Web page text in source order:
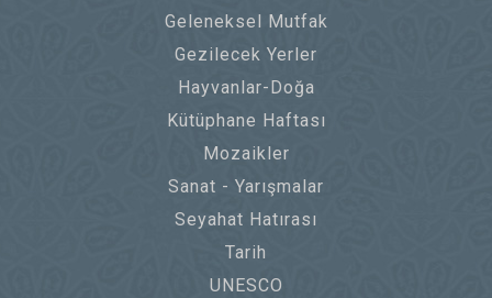
Geleneksel Mutfak
Gezilecek Yerler
Hayvanlar-Doğa
Kütüphane Haftası
Mozaikler
Sanat - Yarışmalar
Seyahat Hatırası
Tarih
UNESCO